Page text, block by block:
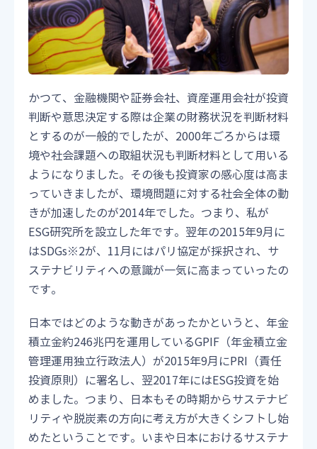
かつて、金融機関や証券会社、資産運用会社が投資
判断や意思決定する際は企業の財務状況を判断材料
とするのが一般的でしたが、2000年ごろからは環
境や社会課題への取組状況も判断材料として用いる
ようになりました。その後も投資家の感心度は高ま
っていきましたが、環境問題に対する社会全体の動
きが加速したのが2014年でした。つまり、私が
ESG研究所を設立した年です。翌年の2015年9月に
はSDGs※2が、11月にはパリ協定が採択され、サ
ステナビリティへの意識が一気に高まっていったの
です。
日本ではどのような動きがあったかというと、年金
積立金約246兆円を運用しているGPIF（年金積立金
管理運用独立行政法人）が2015年9月にPRI（責任
投資原則）に署名し、翌2017年にはESG投資を始
めました。つまり、日本もその時期からサステナビ
リティや脱炭素の方向に考え方が大きくシフトし始
めたということです。いまや日本におけるサステナ